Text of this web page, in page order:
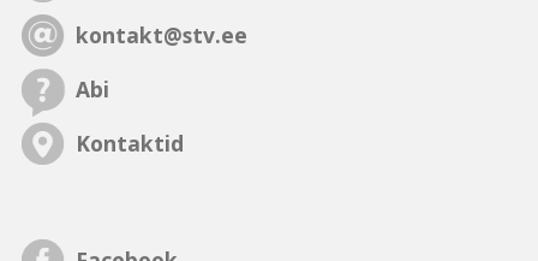
kontakt@stv.ee
Abi
Kontaktid